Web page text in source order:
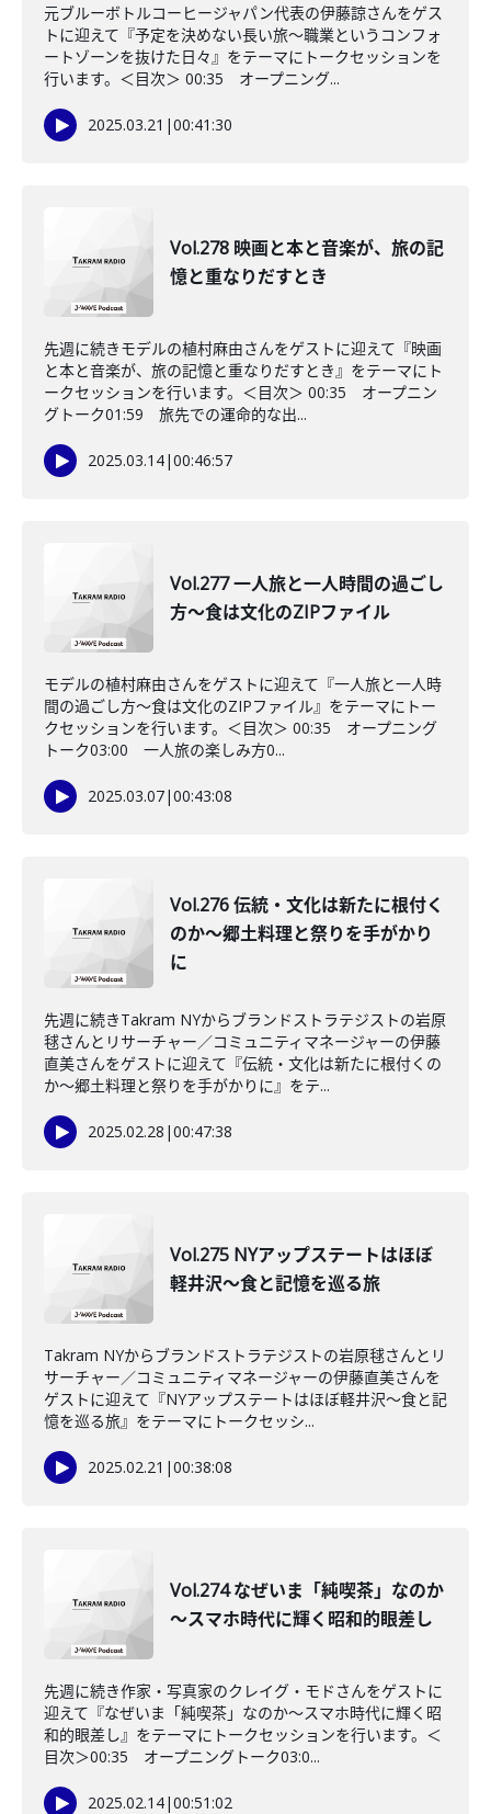
元ブルーボトルコーヒージャパン代表の伊藤諒さんをゲス
トに迎えて『予定を決めない長い旅〜職業というコンフォ
ートゾーンを抜けた日々』をテーマにトークセッションを
行います。＜目次＞ 00:35 オープニング...
2025.03.21 |00:41:30
Vol.278 映画と本と音楽が、旅の記
憶と重なりだすとき
先週に続きモデルの植村麻由さんをゲストに迎えて『映画
と本と音楽が、旅の記憶と重なりだすとき』をテーマにト
ークセッションを行います。＜目次＞ 00:35 オープニン
グトーク01:59 旅先での運命的な出...
2025.03.14|00:46:57
Vol.277 一人旅と一人時間の過ごし
方～食は文化のZIPファイル
モデルの植村麻由さんをゲストに迎えて『一人旅と一人時
間の過ごし方～食は文化のZIPファイル』をテーマにトー
クセッションを行います。＜目次＞ 00:35 オープニング
トーク03:00 一人旅の楽しみ方0...
2025.03.07|00:43:08
Vol.276 伝統・文化は新たに根付く
のか～郷土料理と祭りを手がかり
に
先週に続きTakram NYからブランドストラテジストの岩原
毬さんとリサーチャー／コミュニティマネージャーの伊藤
直美さんをゲストに迎えて『伝統・文化は新たに根付くの
か～郷土料理と祭りを手がかりに』をテ...
2025.02.28 |00:47:38
Vol.275 NYアップステートはほぼ
軽井沢～食と記憶を巡る旅
Takram NYからブランドストラテジストの岩原毬さんとリ
サーチャー／コミュニティマネージャーの伊藤直美さんを
ゲストに迎えて『NYアップステートはほぼ軽井沢～食と記
憶を巡る旅』をテーマにトークセッシ...
2025.02.21 |00:38:08
Vol.274 なぜいま「純喫茶」なのか
～スマホ時代に輝く昭和的眼差し
先週に続き作家・写真家のクレイグ・モドさんをゲストに
迎えて『なぜいま「純喫茶」なのか～スマホ時代に輝く昭
和的眼差し』をテーマにトークセッションを行います。＜
目次＞00:35 オープニングトーク03:0...
2025.02.14|00:51:02